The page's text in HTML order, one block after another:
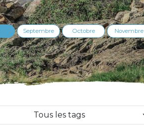
Septembre Octobre Novembre
Tous les tags